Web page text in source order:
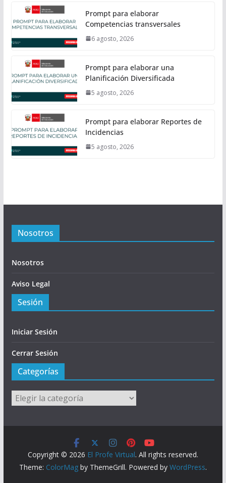
Prompt para elaborar
Competencias transversales
6 agosto, 2026
Prompt para elaborar una
Planificación Diversificada
5 agosto, 2026
Prompt para elaborar Reportes de
Incidencias
5 agosto, 2026
Nosotros
Nosotros
Aviso Legal
Sesión
Iniciar Sesión
Cerrar Sesión
Categorías
Categorías
Copyright © 2026 El Profe Virtual. All rights reserved.
Theme: ColorMagby ThemeGrill. Powered by WordPress.